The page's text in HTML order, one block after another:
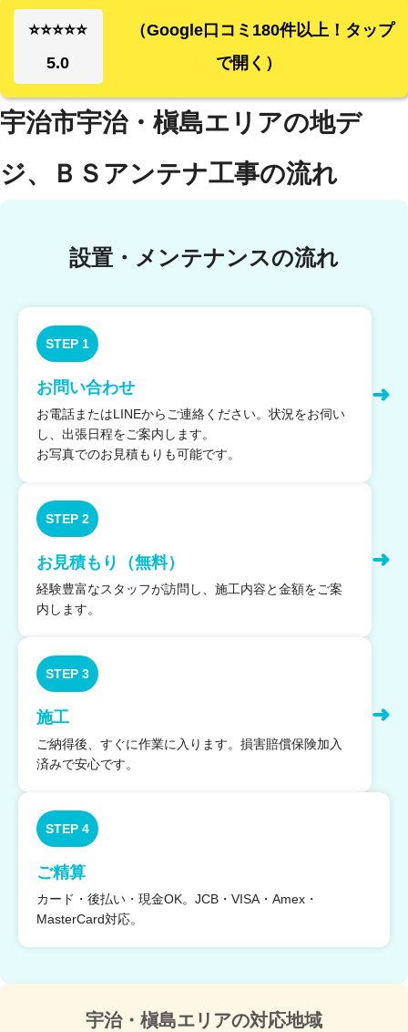
⭐⭐⭐⭐⭐
5.0
（Google口コミ180件以上！タップ
で開く）
宇治市宇治・槇島エリアの地デ
ジ、ＢＳアンテナ工事の流れ
設置・メンテナンスの流れ
STEP 1
お問い合わせ
お電話またはLINEからご連絡ください。状況をお伺い
し、出張日程をご案内します。
お写真でのお見積もりも可能です。
➜
STEP 2
お見積もり（無料）
経験豊富なスタッフが訪問し、施工内容と金額をご案
内します。
➜
STEP 3
施工
ご納得後、すぐに作業に入ります。損害賠償保険加入
済みで安心です。
➜
STEP 4
ご精算
カード・後払い・現金OK。JCB・VISA・Amex・
MasterCard対応。
宇治・槇島エリアの対応地域